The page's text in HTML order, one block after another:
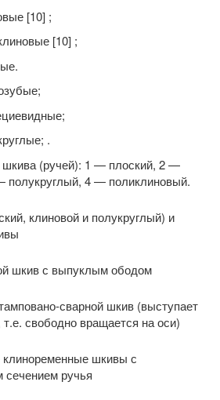
[10] ;
[10] ;
.
(ручей): 1 — плоский, 2 —
полукруглый, 4 — поликлиновый.
клиновой и полукруглый) и
шкив с выпуклым ободом
сварной шкив (выступает
т.е. свободно вращается на оси)
клиноременные шкивы с
ручья